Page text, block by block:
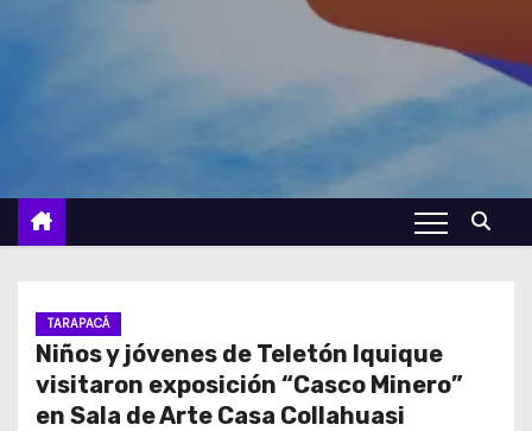
TARAPACÁ
Niños y jóvenes de Teletón Iquique
visitaron exposición “Casco Minero”
en Sala de Arte Casa Collahuasi